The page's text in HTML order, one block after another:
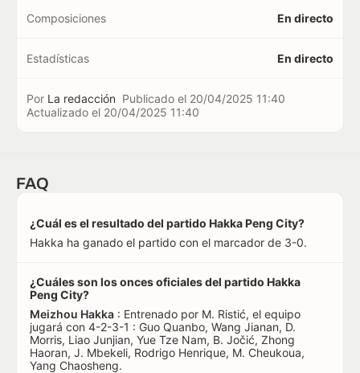
Composiciones En directo
Estadísticas En directo
Por La redacción Publicado el 20/04/2025 11:40
Actualizado el 20/04/2025 11:40
FAQ
¿Cuál es el resultado del partido Hakka Peng City?
Hakka ha ganado el partido con el marcador de 3-0.
¿Cuáles son los onces oficiales del partido Hakka
Peng City?
Meizhou Hakka : Entrenado por M. Ristić, el equipo
jugará con 4-2-3-1 : Guo Quanbo, Wang Jianan, D.
Morris, Liao Junjian, Yue Tze Nam, B. Jočić, Zhong
Haoran, J. Mbekeli, Rodrigo Henrique, M. Cheukoua,
Yang Chaosheng.